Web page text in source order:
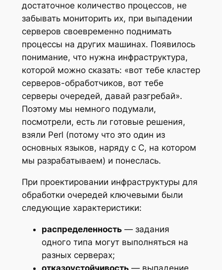
достаточное количество процессов, не
забывать мониторить их, при выпадении
серверов своевременно поднимать
процессы на других машинах. Появилось
понимание, что нужна инфраструктура,
которой можно сказать: «вот тебе кластер
серверов-обработчиков, вот тебе
серверы очередей, давай разгребай».
Поэтому мы немного подумали,
посмотрели, есть ли готовые решения,
взяли Perl (потому что это один из
основных языков, наряду с C, на котором
мы разрабатываем) и понеслась.
При проектировании инфраструктуры для
обработки очередей ключевыми были
следующие характеристики:
распределенность— задания
одного типа могут выполняться на
разных серверах;
отказоустойчивость— выпадение